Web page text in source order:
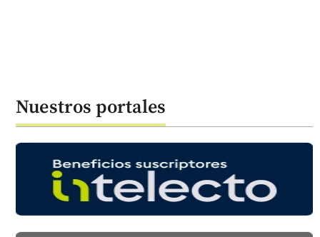
Nuestros portales